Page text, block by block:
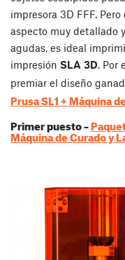
impresora 3D FFF.
aspecto muy detallado
agudas, es ideal
impresión SLA 3D. Por
premiar el diseño
Prusa SL1 + Máquina
Primer puesto –
Máquina de Curado y